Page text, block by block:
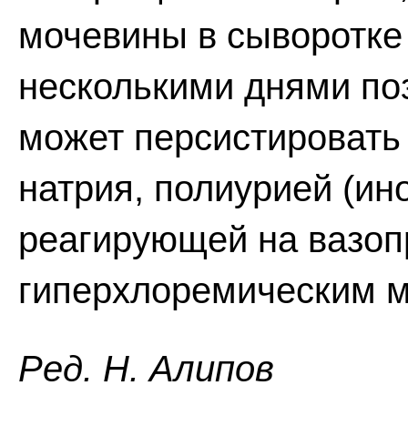
мочевины в
несколькими днями
может
натрия, полиурией
реагирующей на
гиперхлоремическим
Ред. Н. Алипов